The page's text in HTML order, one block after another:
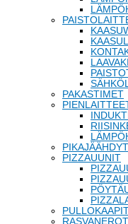
PAKASTIMET
PIZZAUUNIT